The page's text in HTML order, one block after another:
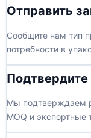
Отправить
Сообщите нам тип
потребности в
Подтвердите
Мы подтверждаем
MOQ и экспортные